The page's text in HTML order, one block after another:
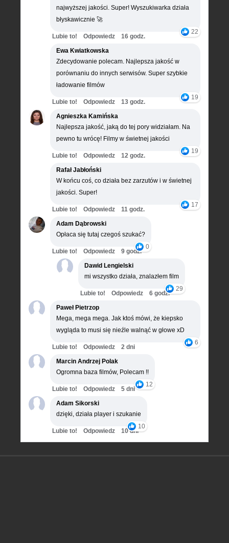
najwyższej jakości. Super! Wyszukiwarka działa
błyskawicznie 🚀
22
Lubie to! Odpowiedz
16 godz.
Ewa Kwiatkowska
Zdecydowanie polecam. Najlepsza jakość w
porównaniu do innych serwisów. Super szybkie
ładowanie filmów
19
Lubie to! Odpowiedz
13 godz.
Agnieszka Kamińska
Najlepsza jakość, jaką do tej pory widziałam. Na
pewno tu wrócę! Filmy w świetnej jakości
19
Lubie to! Odpowiedz
12 godz.
Rafał Jabłoński
W końcu coś, co działa bez zarzutów i w świetnej
jakości. Super!
17
Lubie to! Odpowiedz
11 godz.
Adam Dąbrowski
Opłaca się tutaj czegoś szukać?
0
Lubie to! Odpowiedz
9 godz.
Dawid Lengielski
mi wszystko działa, znalazłem film
29
Lubie to! Odpowiedz
6 godz.
Paweł Pietrzop
Mega, mega mega. Jak ktoś mówi, że kiepsko
wygląda to musi się nieźle walnąć w głowe xD
6
Lubie to! Odpowiedz
2 dni
Marcin Andrzej Polak
Ogromna baza filmów, Polecam !!
12
Lubie to! Odpowiedz
5 dni
Adam Sikorski
dzięki, działa player i szukanie
10
Lubie to! Odpowiedz 10 dni